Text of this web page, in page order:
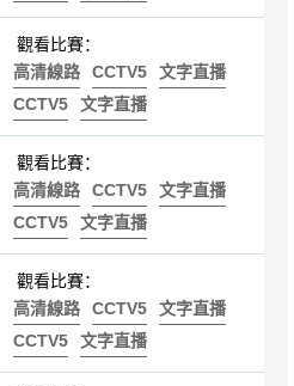
觀看比賽：
高清線路
CCTV5
文字直播
CCTV5
文字直播
觀看比賽：
高清線路
CCTV5
文字直播
CCTV5
文字直播
觀看比賽：
高清線路
CCTV5
文字直播
CCTV5
文字直播